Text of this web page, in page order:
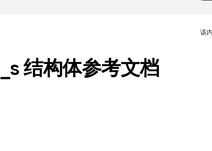
该
s 结构体参考文档